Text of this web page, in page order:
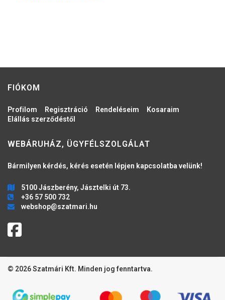
FIÓKOM
Profilom Regisztráció Rendeléseim
Kosaraim
Elállás szerződéstől
WEBÁRUHÁZ, ÜGYFÉLSZOLGÁLAT
Bármilyen kérdés, kérés esetén lépjen kapcsolatba velünk!
5100 Jászberény, Jásztelki út 73.
+36 57 500 732
webshop@szatmari.hu
© 2026 Szatmári Kft. Minden jog fenntartva.